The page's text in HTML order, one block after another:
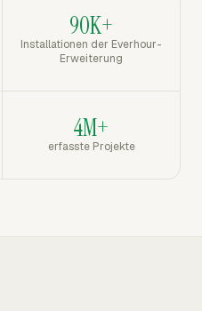
90K+
Installationen der Everhour-
Erweiterung
4M+
erfasste Projekte